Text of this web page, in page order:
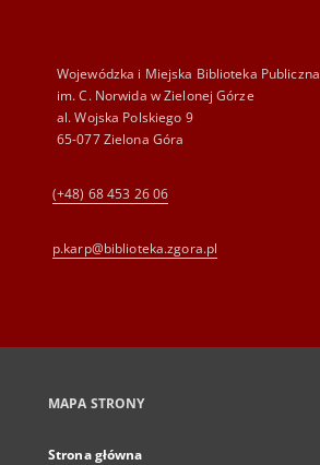
Wojewódzka i Miejska Biblioteka Publiczna
im. C. Norwida w Zielonej Górze
al. Wojska Polskiego 9
65-077 Zielona Góra
(+48) 68 453 26 06
p.karp@biblioteka.zgora.pl
MAPA STRONY
Strona główna